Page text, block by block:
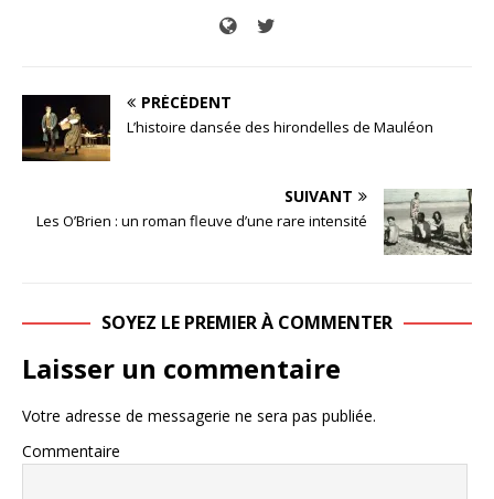
PRÉCÉDENT
L’histoire dansée des hirondelles de Mauléon
SUIVANT
Les O’Brien : un roman fleuve d’une rare intensité
SOYEZ LE PREMIER À COMMENTER
Laisser un commentaire
Votre adresse de messagerie ne sera pas publiée.
Commentaire